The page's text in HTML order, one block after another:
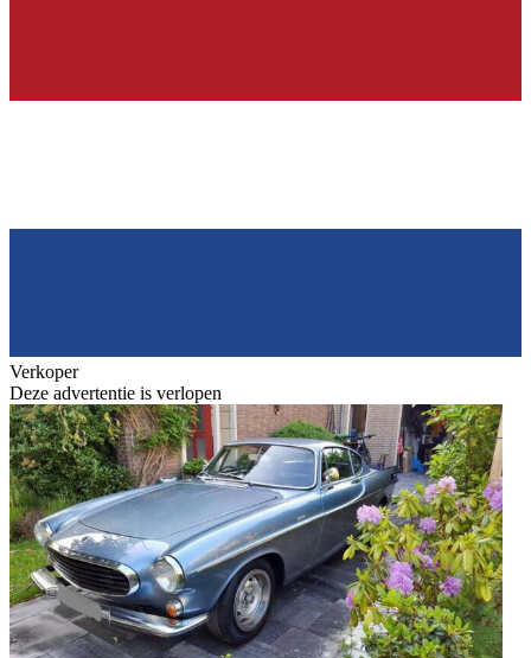
Verkoper
Deze advertentie is verlopen